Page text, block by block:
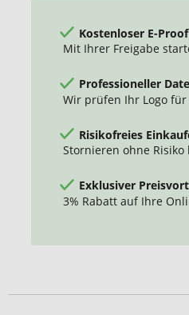
Kostenloser E-
Mit Ihrer Freigabe
Professioneller
Wir prüfen Ihr Logo
Risikofreies
Stornieren ohne
Exklusiver
3% Rabatt auf Ihre